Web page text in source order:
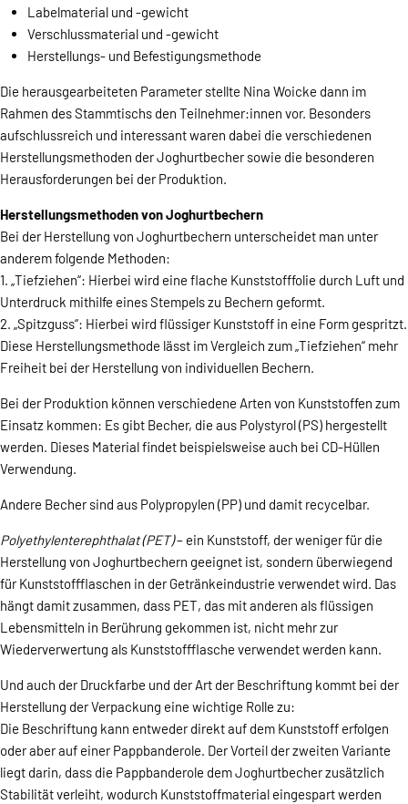
Labelmaterial und -gewicht
Verschlussmaterial und -gewicht
Herstellungs- und Befestigungsmethode
Die herausgearbeiteten Parameter stellte Nina Woicke dann im
Rahmen des Stammtischs den Teilnehmer:innen vor. Besonders
aufschlussreich und interessant waren dabei die verschiedenen
Herstellungsmethoden der Joghurtbecher sowie die besonderen
Herausforderungen bei der Produktion.
Herstellungsmethoden von Joghurtbechern
Bei der Herstellung von Joghurtbechern unterscheidet man unter
anderem folgende Methoden:
1. „Tiefziehen“: Hierbei wird eine flache Kunststofffolie durch Luft und
Unterdruck mithilfe eines Stempels zu Bechern geformt.
2. „Spitzguss“: Hierbei wird flüssiger Kunststoff in eine Form gespritzt.
Diese Herstellungsmethode lässt im Vergleich zum „Tiefziehen“ mehr
Freiheit bei der Herstellung von individuellen Bechern.
Bei der Produktion können verschiedene Arten von Kunststoffen zum
Einsatz kommen: Es gibt Becher, die aus Polystyrol (PS) hergestellt
werden. Dieses Material findet beispielsweise auch bei CD-Hüllen
Verwendung.
Andere Becher sind aus Polypropylen (PP) und damit recycelbar.
Polyethylenterephthalat (PET)– ein Kunststoff, der weniger für die
Herstellung von Joghurtbechern geeignet ist, sondern überwiegend
für Kunststoffflaschen in der Getränkeindustrie verwendet wird. Das
hängt damit zusammen, dass PET, das mit anderen als flüssigen
Lebensmitteln in Berührung gekommen ist, nicht mehr zur
Wiederverwertung als Kunststoffflasche verwendet werden kann.
Und auch der Druckfarbe und der Art der Beschriftung kommt bei der
Herstellung der Verpackung eine wichtige Rolle zu:
Die Beschriftung kann entweder direkt auf dem Kunststoff erfolgen
oder aber auf einer Pappbanderole. Der Vorteil der zweiten Variante
liegt darin, dass die Pappbanderole dem Joghurtbecher zusätzlich
Stabilität verleiht, wodurch Kunststoffmaterial eingespart werden